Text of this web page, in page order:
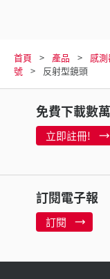
首頁 產品 感
號
反射型鏡頭
免費下載數
立即註冊!
訂閱電子報
訂閱